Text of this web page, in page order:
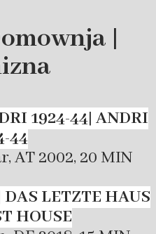
|
1924-44| ANDRI
44
AT 2002, 20 MIN
LETZTE HAUS
HOUSE